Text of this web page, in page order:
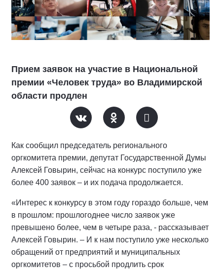
Прием заявок на участие в Национальной
премии «Человек труда» во Владимирской
области продлен
Как сообщил председатель регионального
оргкомитета премии, депутат Государственной Думы
Алексей Говырин, сейчас на конкурс поступило уже
более 400 заявок – и их подача продолжается.
«Интерес к конкурсу в этом году гораздо больше, чем
в прошлом: прошлогоднее число заявок уже
превышено более, чем в четыре раза, - рассказывает
Алексей Говырин. – И к нам поступило уже несколько
обращений от предприятий и муниципальных
оргкомитетов – с просьбой продлить срок